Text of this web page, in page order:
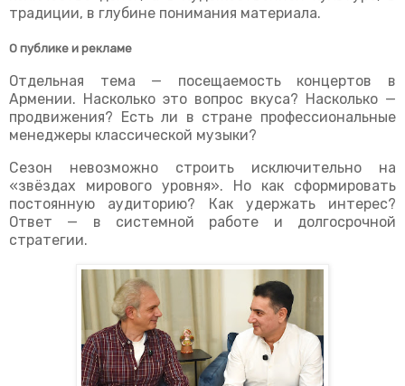
традиции, в глубине понимания материала.
О публике и рекламе
Отдельная тема — посещаемость концертов в
Армении. Насколько это вопрос вкуса? Насколько —
продвижения? Есть ли в стране профессиональные
менеджеры классической музыки?
Сезон невозможно строить исключительно на
«звёздах мирового уровня». Но как сформировать
постоянную аудиторию? Как удержать интерес?
Ответ — в системной работе и долгосрочной
стратегии.